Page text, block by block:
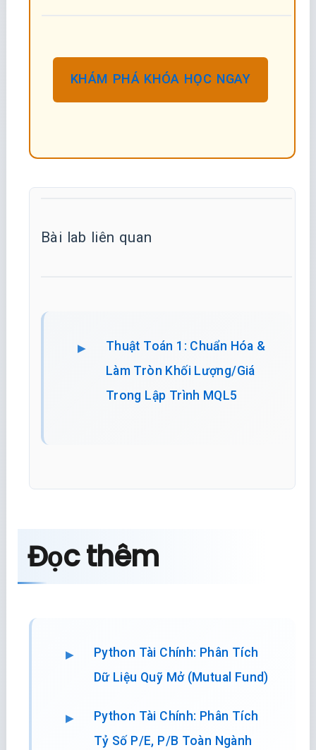
KHÁM PHÁ KHÓA HỌC NGAY
Bài lab liên quan
Thuật Toán 1: Chuẩn Hóa &
Làm Tròn Khối Lượng/Giá
Trong Lập Trình MQL5
Đọc thêm
Python Tài Chính: Phân Tích
Dữ Liệu Quỹ Mở (Mutual Fund)
Python Tài Chính: Phân Tích
Tỷ Số P/E, P/B Toàn Ngành